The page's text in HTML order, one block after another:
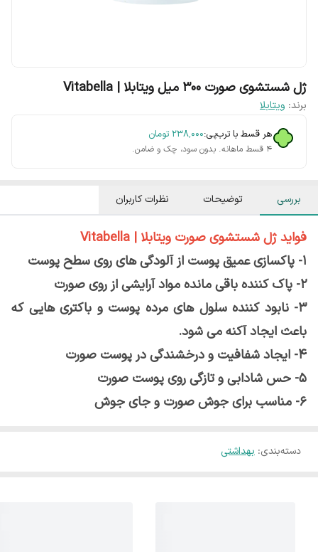
ژل شستشوی صورت 300 میل ویتابلا | Vitabella
برند: ویتابلا
هر قسط با ترب‌پی:۲۳۸٬۰۰۰ تومان
۴ قسط ماهانه. بدون سود، چک و ضامن.
بررسی توضیحات نظرات کاربران
فواید ژل شستشوی صورت ویتابلا | Vitabella
1- پاکسازی عمیق پوست از آلودگی های روی سطح پوست
2- پاک کننده باقی مانده مواد آرایشی از روی صورت
3- نابود کننده سلول های مرده پوست و باکتری هایی که
باعث ایجاد آکنه می شود.
4- ایجاد شفافیت و درخشندگی در پوست صورت
5- حس شادابی و تازگی روی پوست صورت
6- مناسب برای جوش صورت و جای جوش
دسته‌بندی: بهداشتی